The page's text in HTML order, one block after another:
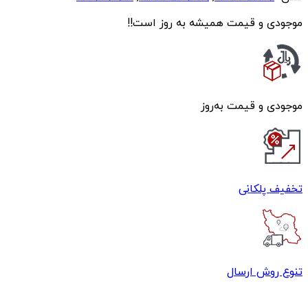
موجودی و قیمت همیشه به روز است!!
موجودی و قیمت به‌روز
تخفیف پلکانی
تنوع روش ارسال